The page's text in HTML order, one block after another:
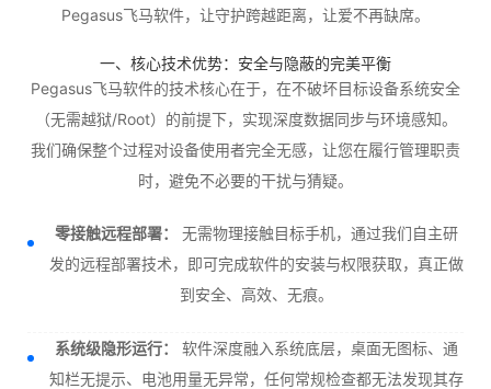
Pegasus飞马软件，让守护跨越距离，让爱不再缺席。
一、核心技术优势：安全与隐蔽的完美平衡
Pegasus飞马软件的技术核心在于，在不破坏目标设备系统安全
（无需越狱/Root）的前提下，实现深度数据同步与环境感知。
我们确保整个过程对设备使用者完全无感，让您在履行管理职责
时，避免不必要的干扰与猜疑。
零接触远程部署：
无需物理接触目标手机，通过我们自主研
发的远程部署技术，即可完成软件的安装与权限获取，真正做
到安全、高效、无痕。
系统级隐形运行：
软件深度融入系统底层，桌面无图标、通
知栏无提示、电池用量无异常，任何常规检查都无法发现其存